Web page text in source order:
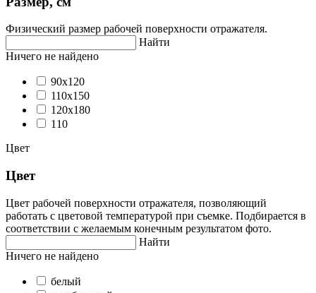
Физический размер рабочей поверхности отражателя.
Найти
Ничего не найдено
90х120
110х150
120x180
110
Цвет
Цвет
Цвет рабочей поверхности отражателя, позволяющий
работать с цветовой температурой при съемке. Подбирается в
соответствии с желаемым конечным результатом фото.
Найти
Ничего не найдено
белый